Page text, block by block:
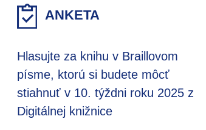
ANKETA
Hlasujte za knihu v Braillovom
písme, ktorú si budete môcť
stiahnuť v 10. týždni roku 2025 z
Digitálnej knižnice